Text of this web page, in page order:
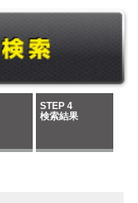
STEP 4
検索結果